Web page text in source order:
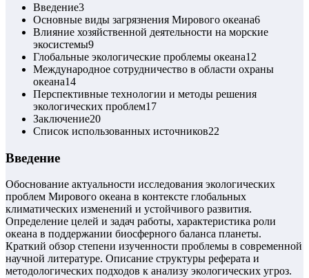
Введение3
Основные виды загрязнения Мирового океана6
Влияние хозяйственной деятельности на морские
экосистемы9
Глобальные экологические проблемы океана12
Международное сотрудничество в области охраны
океана14
Перспективные технологии и методы решения
экологических проблем17
Заключение20
Список использованных источников22
Введение
Обоснование актуальности исследования экологических
проблем Мирового океана в контексте глобальных
климатических изменений и устойчивого развития.
Определение целей и задач работы, характеристика роли
океана в поддержании биосферного баланса планеты.
Краткий обзор степени изученности проблемы в современной
научной литературе. Описание структуры реферата и
методологических подходов к анализу экологических угроз.